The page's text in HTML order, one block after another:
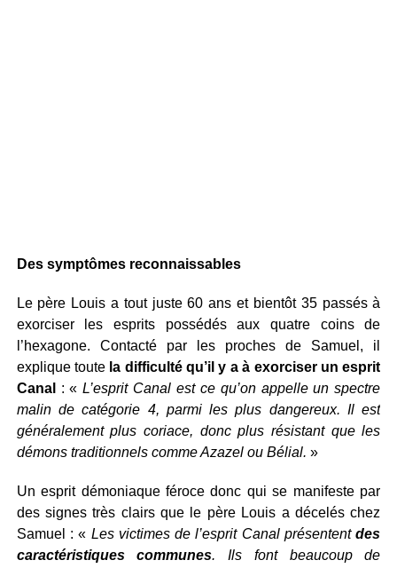
Des symptômes reconnaissables
Le père Louis a tout juste 60 ans et bientôt 35 passés à
exorciser les esprits possédés aux quatre coins de
l’hexagone. Contacté par les proches de Samuel, il
explique toute la difficulté qu’il y a à exorciser un esprit
Canal
: «L’esprit Canal est ce qu’on appelle un spectre
malin de catégorie 4, parmi les plus dangereux. Il est
généralement plus coriace, donc plus résistant que les
démons traditionnels comme Azazel ou Bélial. »
Un esprit démoniaque féroce donc qui se manifeste par
des signes très clairs que le père Louis a décelés chez
Samuel : « Les victimes de l’esprit Canal présententdes
caractéristiques communes. Ils font beaucoup de